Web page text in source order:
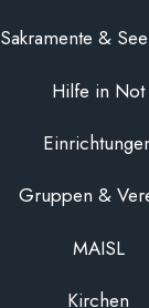
Sakramente &
Hilfe in Not
Gruppen &
MAISL
Kirchen